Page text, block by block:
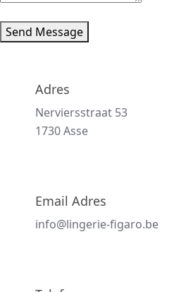
Send Message
Adres
Nerviersstraat 53
1730 Asse
Email Adres
info@lingerie-figaro.be